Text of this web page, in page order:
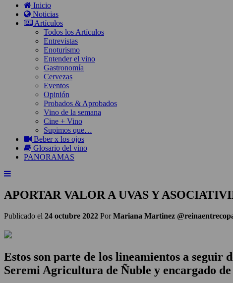
Inicio
Noticias
Artículos
Todos los Artículos
Entrevistas
Enoturismo
Entender el vino
Gastronomía
Cervezas
Eventos
Opinión
Probados & Aprobados
Vino de la semana
Cine + Vino
Supimos que…
Beber x los ojos
Glosario del vino
PANORAMAS
APORTAR VALOR A UVAS Y
Publicado el 24 octubre 2022 PorMariana Martinez
Estos son parte de los lineamientos a seguir
Seremi Agricultura de Ñuble y encargado